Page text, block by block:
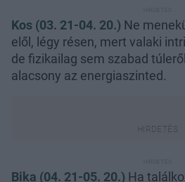
Kos (03. 21-04. 20.) Ne
elől, légy résen, mert valaki
de fizikailag sem szabad
alacsony az energiaszinted.
Bika (04. 21-05. 20.) Ha